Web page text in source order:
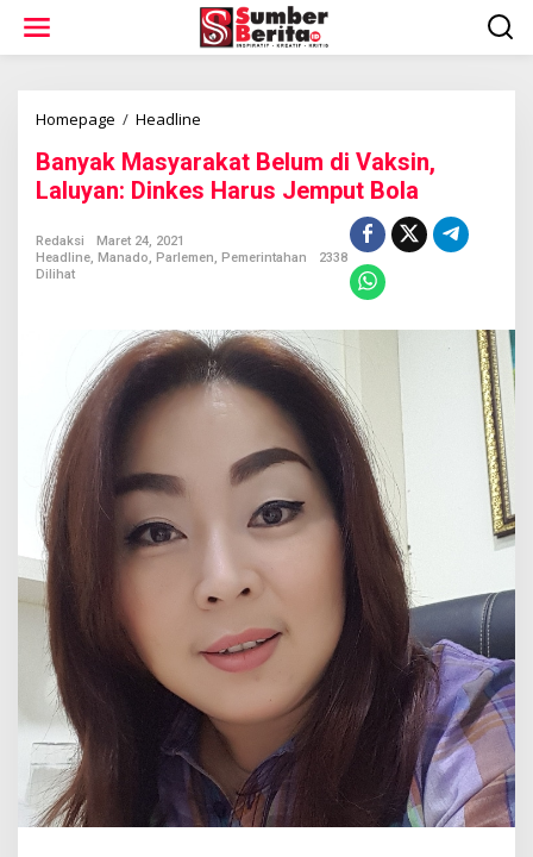
w
Homepage / Headline
n
y
a
a
a
r
a
k
V
k
i
n
a
u
Banyak Masyarakat Belum di Vaksin,
Laluyan: Dinkes Harus Jemput Bola
Redaksi
Maret 24, 2021
Headline, Manado, Parlemen, Pemerintahan
2338
Dilihat